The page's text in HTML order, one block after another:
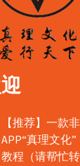
【推荐】一款
APP“真理文化
教程（请帮忙转